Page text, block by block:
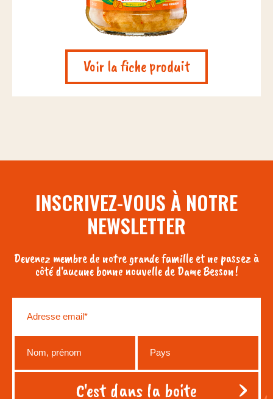
Voir la fiche produit
INSCRIVEZ-VOUS À NOTRE
NEWSLETTER
Devenez membre de notre grande famille et ne passez à
côté d'aucune bonne nouvelle de Dame Besson !